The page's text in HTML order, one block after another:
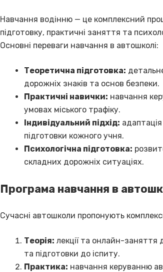
Навчання водінню — це комплексний
підготовку, практичні заняття та
Основні переваги навчання в автошколі:
Теоретична підготовка:
дорожніх знаків та основ безпеки.
Практичні навички: навчання
умовах міського трафіку.
Індивідуальний підхід:
підготовки кожного учня.
Психологічна підготовка:
складних дорожніх ситуаціях.
Програма навчання в
Сучасні автошколи пропонують
Теорія: лекції та онлайн-
та підготовки до іспиту.
Практика: навчання керуванню